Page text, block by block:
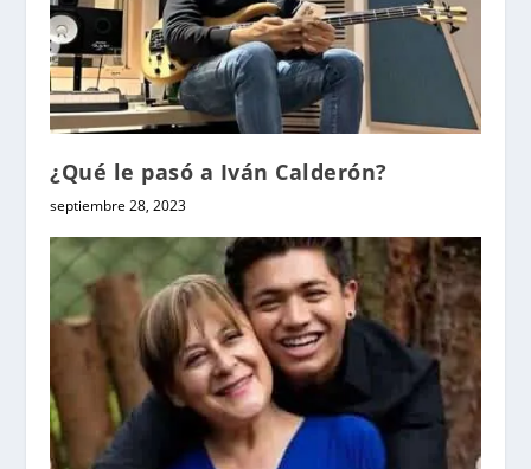
¿Qué le pasó a Iván Calderón?
septiembre 28, 2023